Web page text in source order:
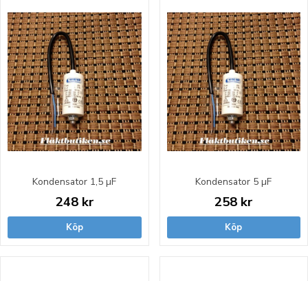
Kondensator 1,5 µF
248 kr
Köp
Kondensator 5 µF
258 kr
Köp